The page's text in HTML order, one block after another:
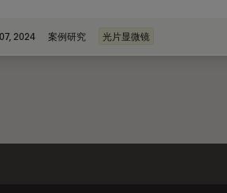
2024 案例研究 光片显微镜